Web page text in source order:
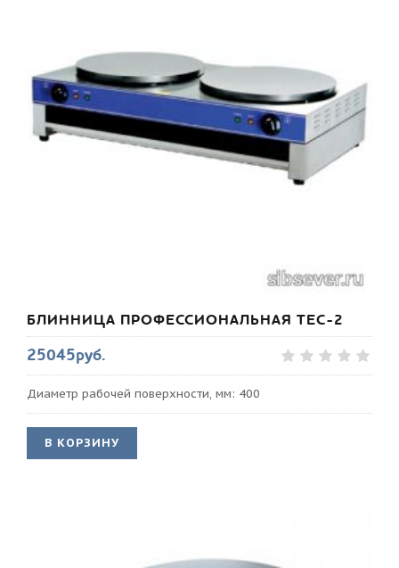
БЛИННИЦА ПРОФЕССИОНАЛЬНАЯ TEC-2
25045руб.
Диаметр рабочей поверхности, мм: 400
В КОРЗИНУ